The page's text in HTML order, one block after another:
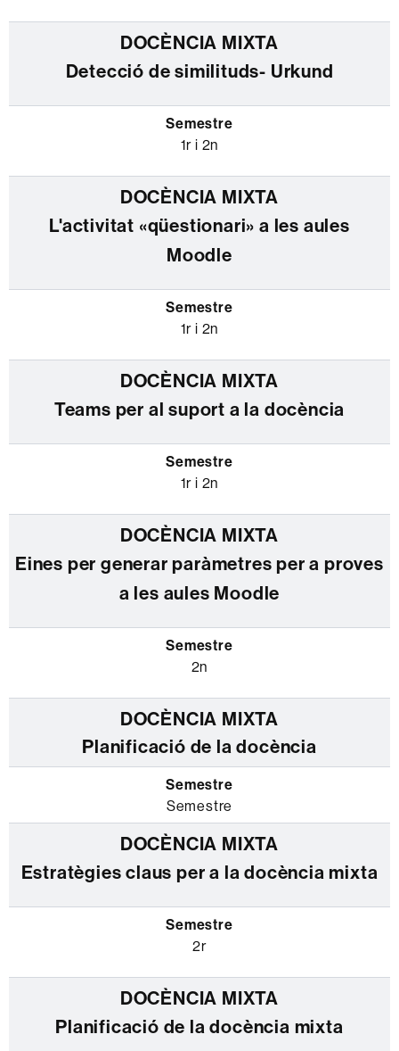
Detecció de similituds- Urkund
1r i 2n
L'activitat «qüestionari» a les aules
Moodle
1r i 2n
Teams per al suport a la docència
1r i 2n
Eines per generar paràmetres per a proves
a les aules Moodle
2n
Planificació de la docència
Semestre
Estratègies claus per a la docència mixta
2r
Planificació de la docència mixta